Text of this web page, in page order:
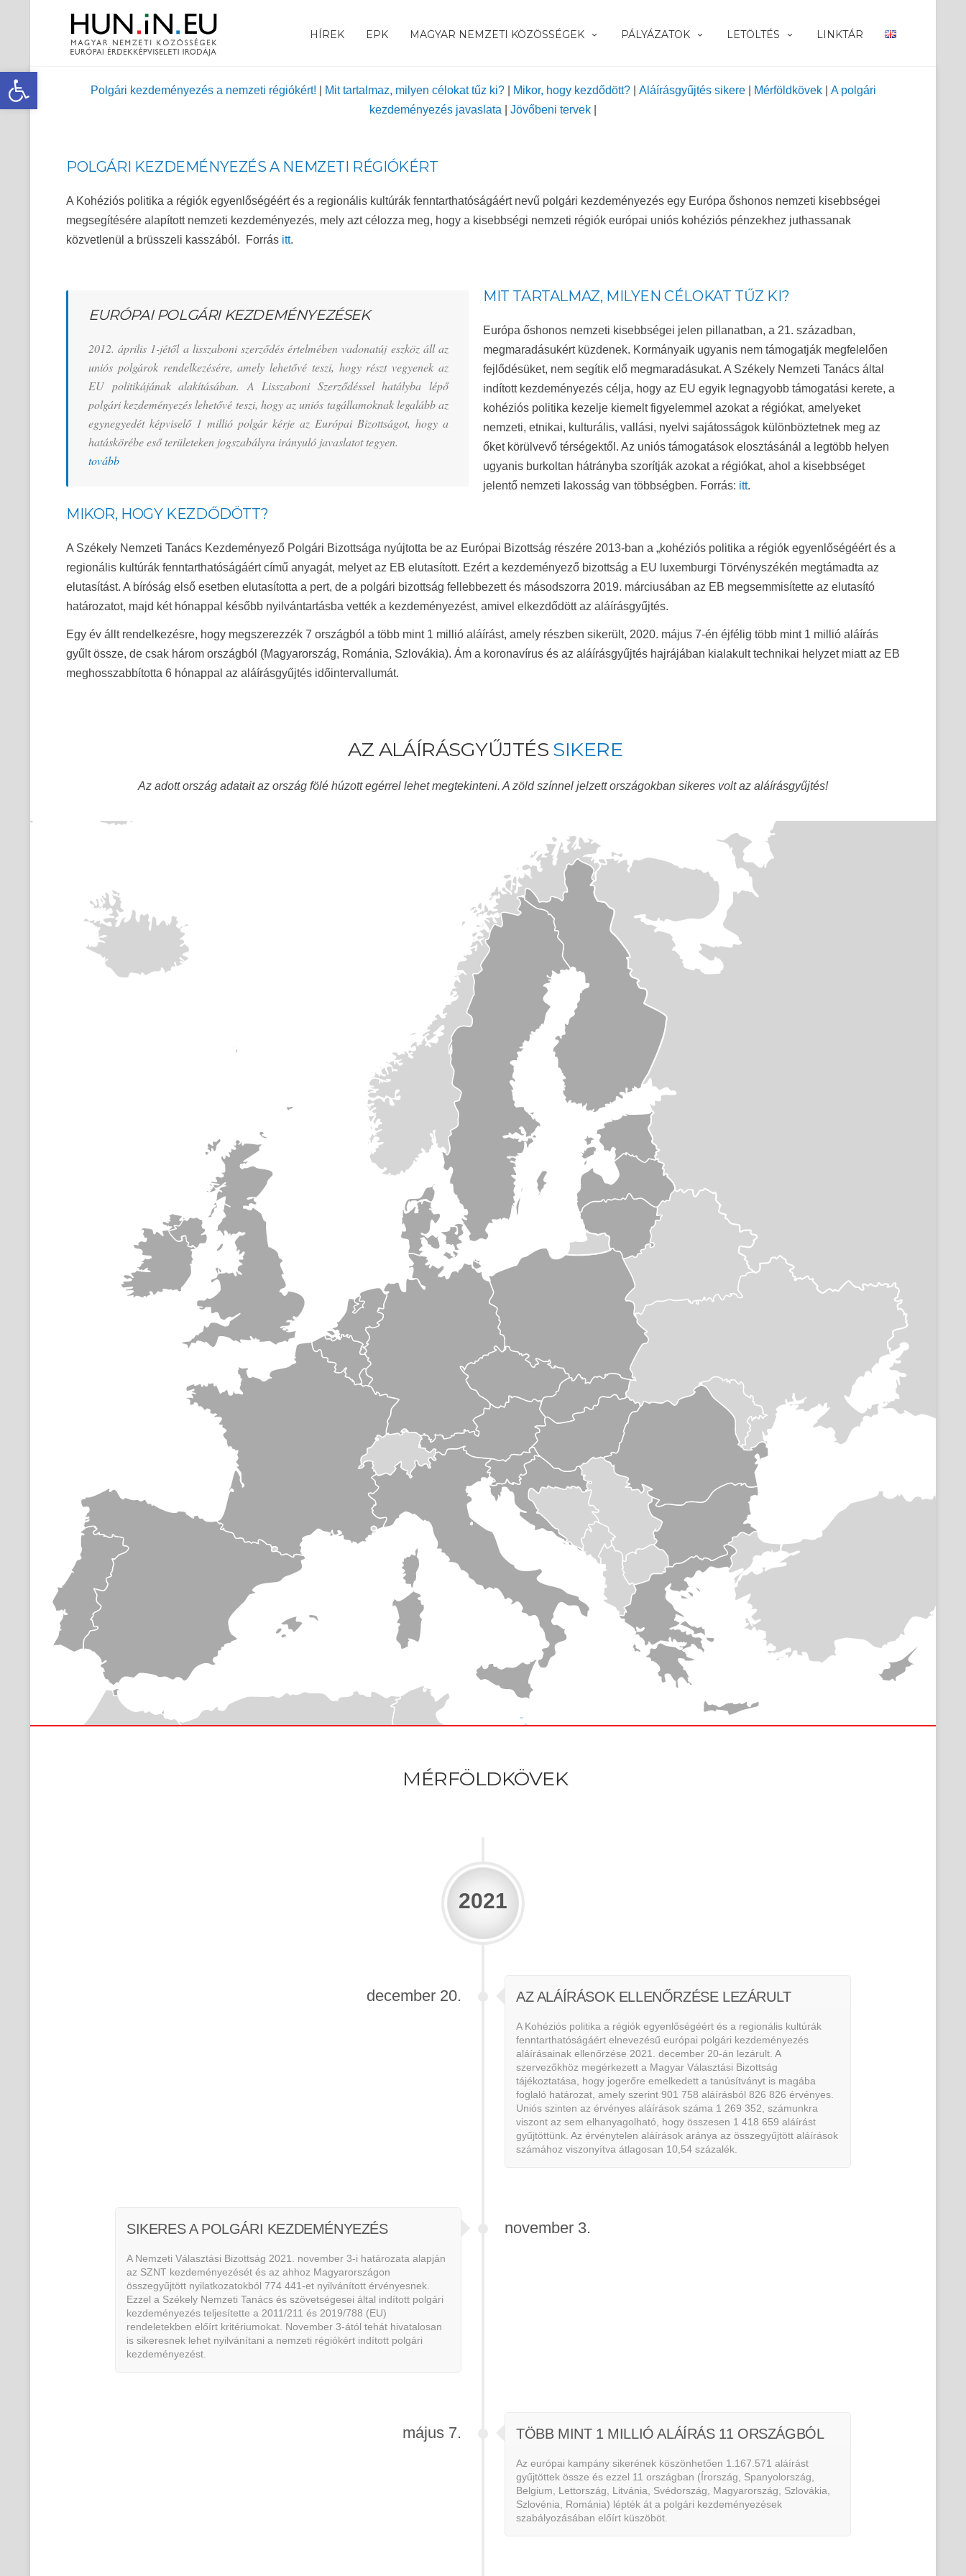
Eszköztár megnyitása
HÍREK EPK MAGYAR NEMZETI KÖZÖSSÉGEK PÁLYÁZATOK LETÖLTÉS LINKTÁR
Polgári kezdeményezés a nemzeti régiókért! Mit tartalmaz, milyen célokat tűz ki?| Mikor, hogy kezdődött?| Aláírásgyűjtés sikere| Mérföldkövek| A polgári
kezdeményezés javaslata
Jövőbeni tervek
POLGÁRI KEZDEMÉNYEZÉS A NEMZETI RÉGIÓKÉRT
A Kohéziós politika a régiók egyenlőségéért és a regionális kultúrák fenntarthatóságáért nevű polgári kezdeményezés egy Európa őshonos nemzeti kisebbségei
megsegítésére alapított nemzeti kezdeményezés, mely azt célozza meg, hogy a kisebbségi nemzeti régiók európai uniós kohéziós pénzekhez juthassanak
közvetlenül a brüsszeli kasszából. Forrás itt.
EURÓPAI POLGÁRI KEZDEMÉNYEZÉSEK
2012. április 1-jétől a lisszaboni szerződés értelmében vadonatúj eszköz áll az
uniós polgárok rendelkezésére, amely lehetővé teszi, hogy részt vegyenek az
EU politikájának alakításában. A Lisszaboni Szerződéssel hatályba lépő
polgári kezdeményezés lehetővé teszi, hogy az uniós tagállamoknak legalább az
egynegyedét képviselő 1 millió polgár kérje az Európai Bizottságot, hogy a
hatáskörébe eső területeken jogszabályra irányuló javaslatot tegyen.
tovább
MIT TARTALMAZ, MILYEN CÉLOKAT TŰZ KI?
Európa őshonos nemzeti kisebbségei jelen pillanatban, a 21. században,
megmaradásukért küzdenek. Kormányaik ugyanis nem támogatják megfelelően
fejlődésüket, nem segítik elő megmaradásukat. A Székely Nemzeti Tanács által
indított kezdeményezés célja, hogy az EU egyik legnagyobb támogatási kerete, a
kohéziós politika kezelje kiemelt figyelemmel azokat a régiókat, amelyeket
nemzeti, etnikai, kulturális, vallási, nyelvi sajátosságok különböztetnek meg az
őket körülvevő térségektől. Az uniós támogatások elosztásánál a legtöbb helyen
ugyanis burkoltan hátrányba szorítják azokat a régiókat, ahol a kisebbséget
jelentő nemzeti lakosság van többségben. Forrás: itt.
MIKOR, HOGY KEZDŐDÖTT?
A Székely Nemzeti Tanács Kezdeményező Polgári Bizottsága nyújtotta be az Európai Bizottság részére 2013-ban a „kohéziós politika a régiók egyenlőségéért és a
regionális kultúrák fenntarthatóságáért című anyagát, melyet az EB elutasított. Ezért a kezdeményező bizottság a EU luxemburgi Törvényszékén megtámadta az
elutasítást. A bíróság első esetben elutasította a pert, de a polgári bizottság fellebbezett és másodszorra 2019. márciusában az EB megsemmisítette az elutasító
határozatot, majd két hónappal később nyilvántartásba vették a kezdeményezést, amivel elkezdődött az aláírásgyűjtés.
Egy év állt rendelkezésre, hogy megszerezzék 7 országból a több mint 1 millió aláírást, amely részben sikerült, 2020. május 7-én éjfélig több mint 1 millió aláírás
gyűlt össze, de csak három országból (Magyarország, Románia, Szlovákia). Ám a koronavírus és az aláírásgyűjtés hajrájában kialakult technikai helyzet miatt az EB
meghosszabbította 6 hónappal az aláírásgyűjtés időintervallumát.
AZ ALÁÍRÁSGYŰJTÉS SIKERE
Az adott ország adatait az ország fölé húzott egérrel lehet megtekinteni. A zöld színnel jelzett országokban sikeres volt az aláírásgyűjtés!
MÉRFÖLDKÖVEK
2021
december 20. AZ ALÁÍRÁSOK ELLENŐRZÉSE LEZÁRULT
A Kohéziós politika a régiók egyenlőségéért és a regionális kultúrák
fenntarthatóságáért elnevezésű európai polgári kezdeményezés
aláírásainak ellenőrzése 2021. december 20-án lezárult. A
szervezőkhöz megérkezett a Magyar Választási Bizottság
tájékoztatása, hogy jogerőre emelkedett a tanúsítványt is magába
foglaló határozat, amely szerint 901 758 aláírásból 826 826 érvényes.
Uniós szinten az érvényes aláírások száma 1 269 352, számunkra
viszont az sem elhanyagolható, hogy összesen 1 418 659 aláírást
gyűjtöttünk. Az érvénytelen aláírások aránya az összegyűjtött aláírások
számához viszonyítva átlagosan 10,54 százalék.
november 3.
SIKERES A POLGÁRI KEZDEMÉNYEZÉS
A Nemzeti Választási Bizottság 2021. november 3-i határozata alapján
az SZNT kezdeményezését és az ahhoz Magyarországon
összegyűjtött nyilatkozatokból 774 441-et nyilvánított érvényesnek.
Ezzel a Székely Nemzeti Tanács és szövetségesei által indított polgári
kezdeményezés teljesítette a 2011/211 és 2019/788 (EU)
rendeletekben előírt kritériumokat. November 3-ától tehát hivatalosan
is sikeresnek lehet nyilvánítani a nemzeti régiókért indított polgári
kezdeményezést.
május 7. TÖBB MINT 1 MILLIÓ ALÁÍRÁS 11 ORSZÁGBÓL
Az európai kampány sikerének köszönhetően 1.167.571 aláírást
gyűjtöttek össze és ezzel 11 országban (Írország, Spanyolország,
Belgium, Lettország, Litvánia, Svédország, Magyarország, Szlovákia,
Szlovénia, Románia) lépték át a polgári kezdeményezések
szabályozásában előírt küszöböt.